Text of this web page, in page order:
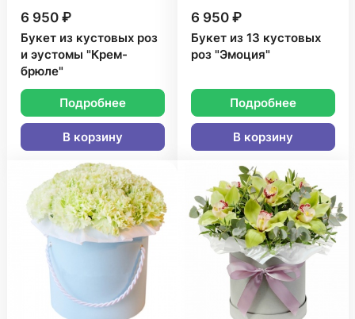
6 950 ₽
Букет из кустовых роз
и эустомы "Крем-
брюле"
Подробнее
В корзину
6 950 ₽
Букет из 13 кустовых
роз "Эмоция"
Подробнее
В корзину